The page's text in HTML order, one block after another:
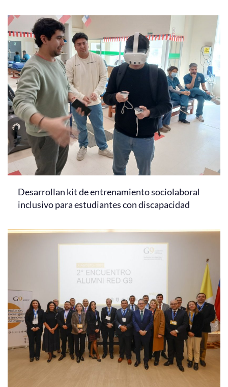
Desarrollan kit de entrenamiento sociolaboral
inclusivo para estudiantes con discapacidad